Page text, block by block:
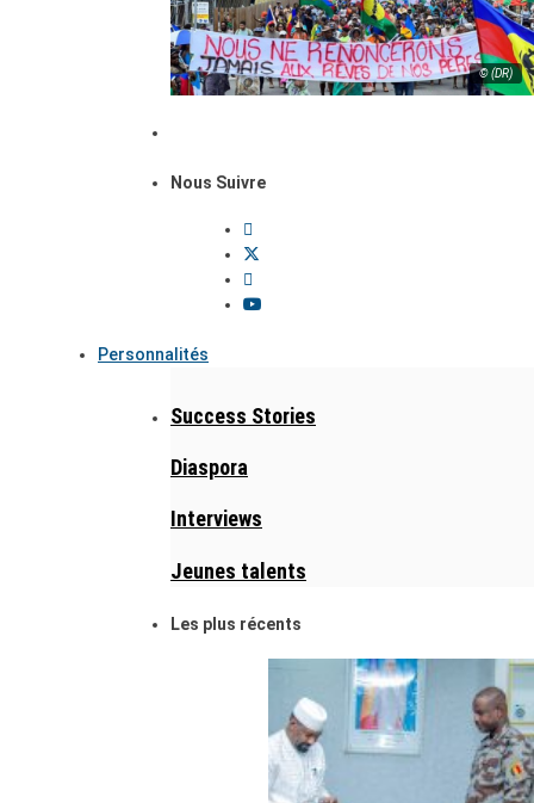
© (DR)
Nous Suivre
Personnalités
Success Stories
Diaspora
Interviews
Jeunes talents
Les plus récents